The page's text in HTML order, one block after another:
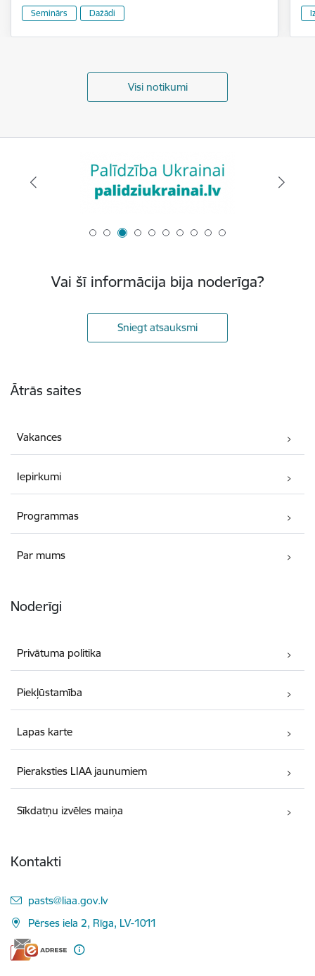
Seminārs Dažādi
Visi notikumi
Vai šī informācija bija noderīga?
Sniegt atsauksmi
Ātrās saites
Vakances
Iepirkumi
Programmas
Par mums
Noderīgi
Privātuma politika
Piekļūstamība
Lapas karte
Pieraksties LIAA jaunumiem
Sīkdatņu izvēles maiņa
Kontakti
E-pasts:
pasts@liaa.gov.lv
Pērses iela 2, Rīga, LV-1011